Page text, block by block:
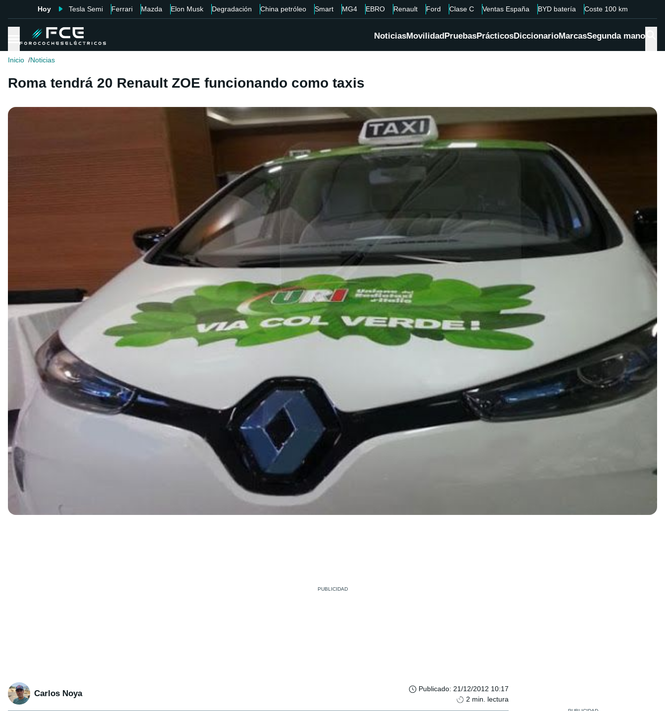
Hoy Tesla Semi Ferrari Mazda Elon Musk Degradación China petróleo Smart MG4 EBRO Renault Ford Clase C Ventas España BYD batería Coste 100 km
NoticiasMovilidadPruebasPrácticosDiccionarioMarcasSegunda mano
Inicio Noticias
Roma tendrá 20 Renault ZOE funcionando como taxis
Carlos Noya Publicado: 21/12/2012 10:17
2 min. lectura